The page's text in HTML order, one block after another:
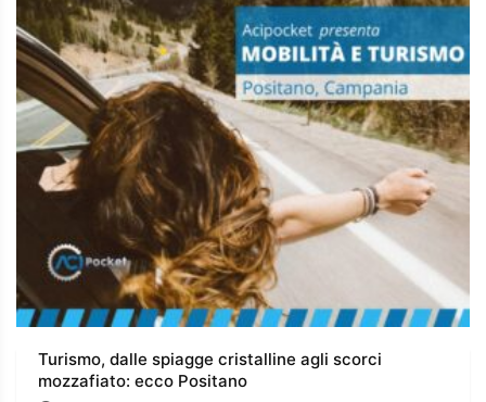
Turismo, dalle spiagge cristalline agli scorci
mozzafiato: ecco Positano